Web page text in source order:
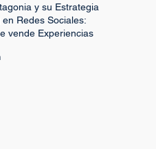
y su Estrategia
Redes Sociales:
vende Experiencias